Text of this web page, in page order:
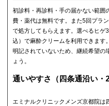
初診料・再診料・手の届かない範囲
費・薬代は無料です。また5回プラ
で処方してもらえます。選べるヒ
込）で麻酔クリームを利用できます
明記されていないため、継続希望の
ょう。
通いやすさ（四条通沿い・
エミナルクリニックメンズ京都院は